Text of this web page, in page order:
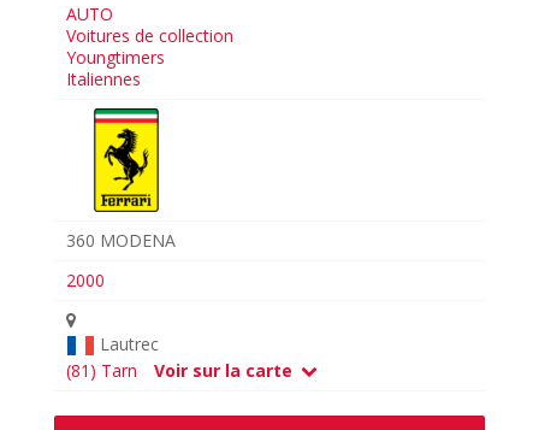
AUTO
Voitures de collection
Youngtimers
Italiennes
360 MODENA
2000
Lautrec
(81) Tarn
Voir sur la carte